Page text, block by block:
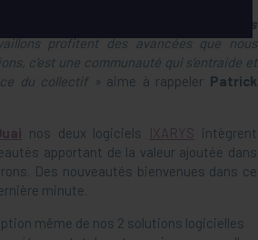
caves
profitent des avancées que nous
c’est une communauté qui s’entraide et
du collectif »aime à rappeler Patrick
nos deux logiciels IXARYS
intègrent
apportant de la valeur ajoutée dans
Des nouveautés bienvenues dans ce
minute.
même de nos 2 solutions logicielles